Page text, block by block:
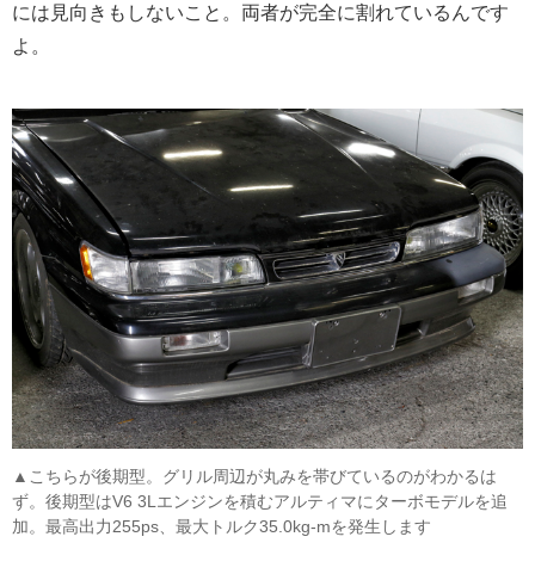
には見向きもしないこと。両者が完全に割れているんです
よ。
▲こちらが後期型。グリル周辺が丸みを帯びているのがわかるは
ず。後期型はV6 3Lエンジンを積むアルティマにターボモデルを追
加。最高出力255ps、最大トルク35.0kg-mを発生します